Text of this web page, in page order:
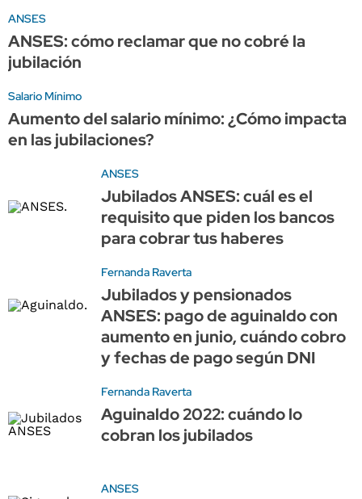
ANSES
ANSES: cómo reclamar que no cobré la
jubilación
Salario Mínimo
Aumento del salario mínimo: ¿Cómo impacta
en las jubilaciones?
ANSES
Jubilados ANSES: cuál es el
requisito que piden los bancos
para cobrar tus haberes
Fernanda Raverta
Jubilados y pensionados
ANSES: pago de aguinaldo con
aumento en junio, cuándo cobro
y fechas de pago según DNI
Fernanda Raverta
Aguinaldo 2022: cuándo lo
cobran los jubilados
ANSES